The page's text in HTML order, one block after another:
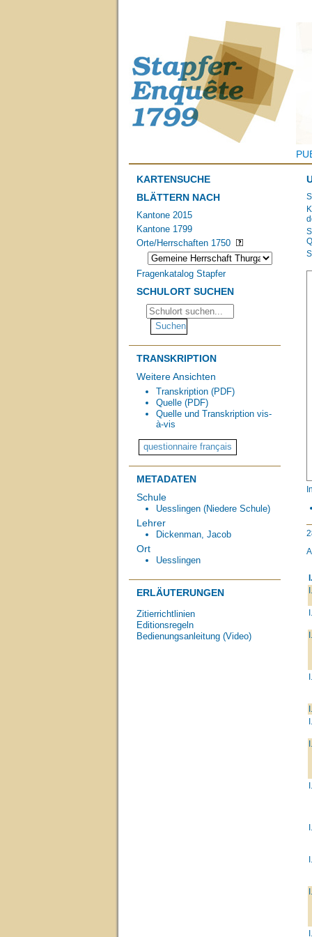
KARTENSUCHE
BLÄTTERN NACH
Kantone 2015
Kantone 1799
Orte/Herrschaften 1750
Fragenkatalog Stapfer
SCHULORT SUCHEN
TRANSKRIPTION
Weitere Ansichten
Transkription (PDF)
Quelle (PDF)
Quelle und Transkription vis-
à-vis
METADATEN
Schule
Uesslingen (Niedere Schule)
Lehrer
Dickenman, Jacob
Ort
Uesslingen
ERLÄUTERUNGEN
Zitierrichtlinien
Editionsregeln
Bedienungsanleitung (Video)